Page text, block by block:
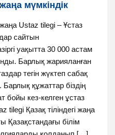
мүмкіндік
жаңа Ustaz tilegi – Ұстаз
сайтын
уақытта 30 000 астам
Барлық жарияланған
тегін жүктеп сабақ
құжаттар біздің
бойы кез-келген ұстаз
tilegi Қазақ тіліндегі жаңа
Қазақстандағы білім